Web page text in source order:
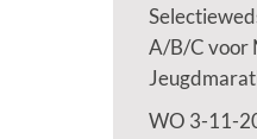
A/B/C voor
WO 3-11-